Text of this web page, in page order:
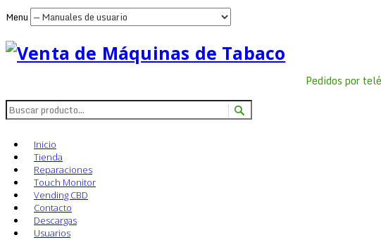
Menu
Pedidos por
Inicio
Tienda
Reparaciones
Touch Monitor
Vending CBD
Contacto
Descargas
Usuarios